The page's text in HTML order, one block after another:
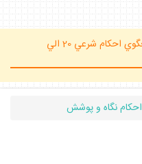
(ساعت پاسخگوي احكام شرعي 20 الي
احكام نگاه و پوشش